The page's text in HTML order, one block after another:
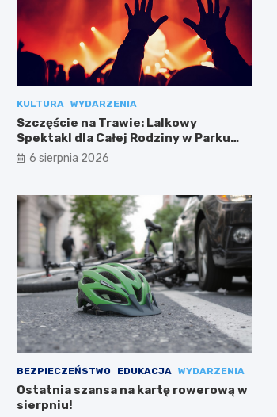
KULTURA WYDARZENIA
Szczęście na Trawie: Lalkowy
Spektakl dla Całej Rodziny w Parku
Przy Bażantarni
6 sierpnia 2026
BEZPIECZEŃSTWO EDUKACJA WYDARZENIA
Ostatnia szansa na kartę rowerową w
sierpniu!